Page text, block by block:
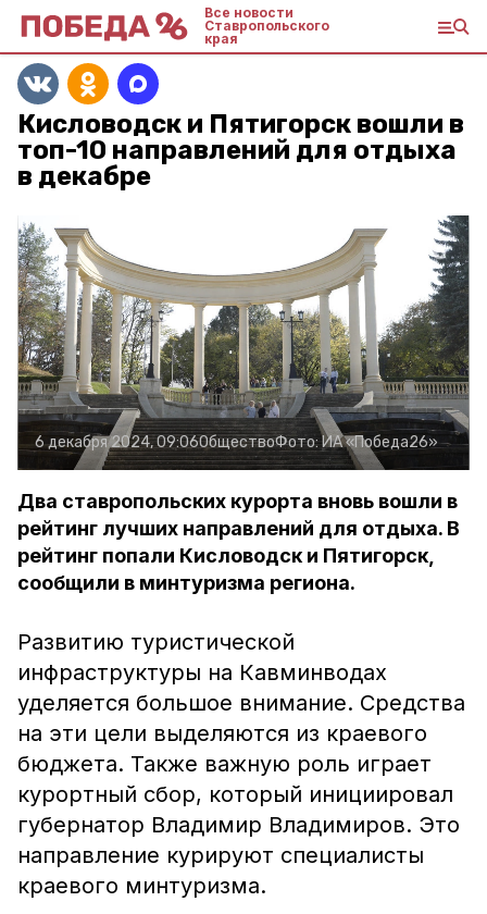
Все новости
Ставропольского
края
Кисловодск и Пятигорск вошли в
топ-10 направлений для отдыха
в декабре
6 декабря 2024, 09:06ОбществоФото:ИА «Победа26»
Два ставропольских курорта вновь вошли в
рейтинг лучших направлений для отдыха. В
рейтинг попали Кисловодск и Пятигорск,
сообщили в минтуризма региона.
Развитию туристической
инфраструктуры на Кавминводах
уделяется большое внимание. Средства
на эти цели выделяются из краевого
бюджета. Также важную роль играет
курортный сбор, который инициировал
губернатор Владимир Владимиров. Это
направление курируют специалисты
краевого минтуризма.